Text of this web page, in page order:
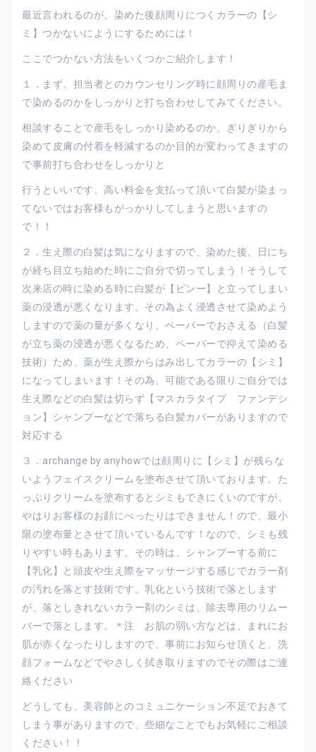
最近言われるのが、染めた後顔周りにつくカラーの【シ
ミ】つかないにようにするためには！
ここでつかない方法をいくつかご紹介します！
１．まず、担当者とのカウンセリング時に顔周りの産毛ま
で染めるのかをしっかりと打ち合わせしてみてください。
相談することで産毛をしっかり染めるのか、ぎりぎりから
染めて皮膚の付着を軽減するのか目的が変わってきますの
で事前打ち合わせをしっかりと
行うといいです。高い料金を支払って頂いて白髪が染まっ
てないではお客様もがっかりしてしまうと思いますの
で！！
２．生え際の白髪は気になりますので、染めた後、日にち
が経ち目立ち始めた時にご自分で切ってしまう！そうして
次来店の時に染める時に白髪が【ピンー】と立ってしまい
薬の浸透が悪くなります。その為よく浸透させて染めよう
しますので薬の量が多くなり、ペーパーでおさえる（白髪
が立ち薬の浸透が悪くなるため、ペーパーで抑えて染める
技術）ため、薬が生え際からはみ出してカラーの【シミ】
になってしまいます！その為、可能である限りご自分では
生え際などの白髪は切らず【マスカラタイプ ファンデシ
ョン】シャンプーなどで落ちる白髪カバーがありますので
対応する
３．archange by anyhowでは顔周りに【シミ】が残らな
いようフェイスクリームを塗布させて頂いております。た
っぷりクリームを塗布するとシミもできにくいのですが、
やはりお客様のお顔にべったりはできません！ので、最小
限の塗布量とさせて頂いているんです！なので、シミも残
りやすい時もあります。その時は、シャンプーする前に
【乳化】と頭皮や生え際をマッサージする感じでカラー剤
の汚れを落とす技術です。乳化という技術で落とします
が、落としきれないカラー剤のシミは、除去専用のリムー
バーで落とします。＊注 お肌の弱い方などは、まれにお
肌が赤くなったりしますので、事前にお知らせ頂くと、洗
顔フォームなどでやさしく拭き取りますのでその際はご連
絡ください
どうしても、美容師とのコミュニケーション不足でおきて
しまう事がありますので、些細なことでもお気軽にご相談
ください！！